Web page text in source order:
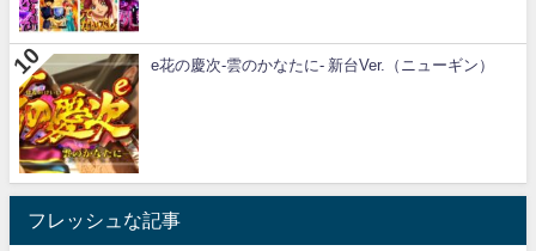
e花の慶次-雲のかなたに- 新台Ver.（ニューギン）
フレッシュな記事